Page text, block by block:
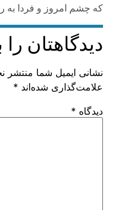
که چشم امروز و فردا به
دیدگاهتان را
نشانی ایمیل شما منتشر
علامت‌گذاری شده‌اند *
دیدگاه *